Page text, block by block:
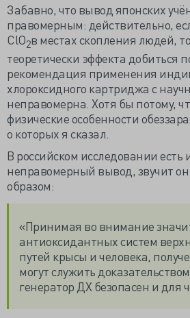
Забавно, что вывод японских
правомерным: действительно,
ClO2в местах скопления людей,
теоретически эффекта добиться
рекомендация применения
хлороксидного картриджа с
неправомерна. Хотя бы потому,
физические особенности
о которых я сказал.
В российском исследовании есть
неправомерный вывод, звучит
образом:
«Принимая во внимание
антиоксидантных систем
путей крысы и человека,
могут служить
генератор ДХ безопасен и для